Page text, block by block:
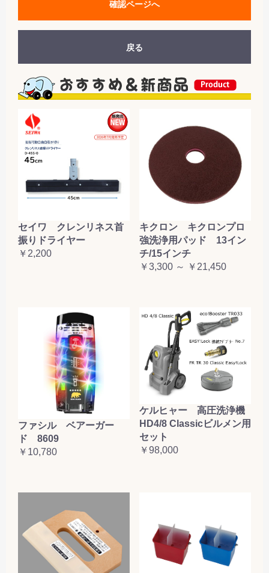
確認ページへ
戻る
セイワ クレンリネス首
振りドライヤー
￥2,200
キクロン キクロンプロ
強洗浄用パッド 13イン
チ/15インチ
￥3,300 ～ ￥21,450
ファシル ベアーガー
ド 8609
￥10,780
ケルヒャー 高圧洗浄機
HD4/8 Classicビルメン用
セット
￥98,000